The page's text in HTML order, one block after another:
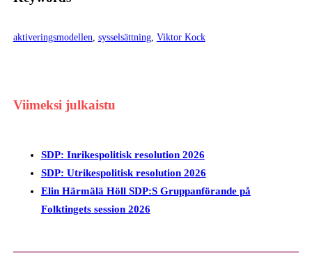
aktiveringsmodellen sysselsättning, Viktor Kock
Viimeksi julkaistu
SDP: Inrikespolitisk resolution 2026
SDP: Utrikespolitisk resolution 2026
Elin Härmälä Höll SDP:S Gruppanförande på
Folktingets session 2026